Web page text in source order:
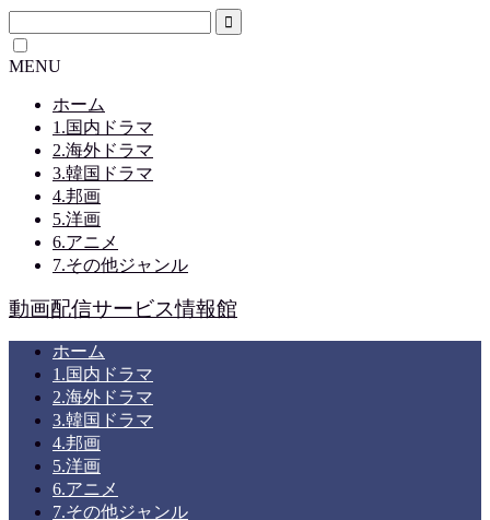
MENU
ホーム
1.国内ドラマ
2.海外ドラマ
3.韓国ドラマ
4.邦画
5.洋画
6.アニメ
7.その他ジャンル
動画配信サービス情報館
ホーム
1.国内ドラマ
2.海外ドラマ
3.韓国ドラマ
4.邦画
5.洋画
6.アニメ
7.その他ジャンル